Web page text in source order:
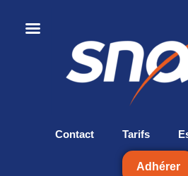
Contact Tarifs
Adhérer